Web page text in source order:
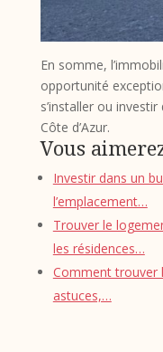
En somme,
opportunité
s’installer ou
Côte d’Azur.
Vous
Investir dans un
l’emplacement…
Trouver le
les résidences…
Comment trouver
astuces,…